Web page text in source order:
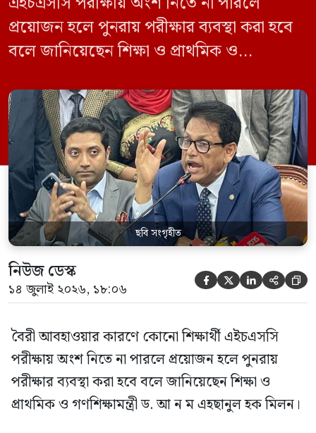
প্রয়োজন হলে পুনরায় পরীক্ষার ব্যবস্থা করা হবে
বলে জানিয়েছেন শিক্ষা ও প্রাথমিক ও
তিনি শিক্ষার্থীদের আন্দোলন না করে পড়াশোনায়
মনোযোগ দেওয়ার আহ্বান জানিয়ে বলেন,
সরকার পরিস্থিতি নিবিড়ভাবে পর্যবেক্ষণ করছে
এবং পরীক্ষার্থীদের স্বার্থ রক্ষায় প্রয়োজনীয় সব
পদক্ষেপ […]
ছবি সংগৃহীত
নিউজ ডেস্ক
১৪ জুলাই ২০২৬, ১৮:০৬     
বৈরী আবহাওয়ার কারণে কোনো শিক্ষার্থী এইচএসসি
পরীক্ষায় অংশ নিতে না পারলে প্রয়োজন হলে পুনরায়
পরীক্ষার ব্যবস্থা করা হবে বলে জানিয়েছেন শিক্ষা ও
প্রাথমিক ও গণশিক্ষামন্ত্রী ড. আ ন ম এহছানুল হক মিলন।